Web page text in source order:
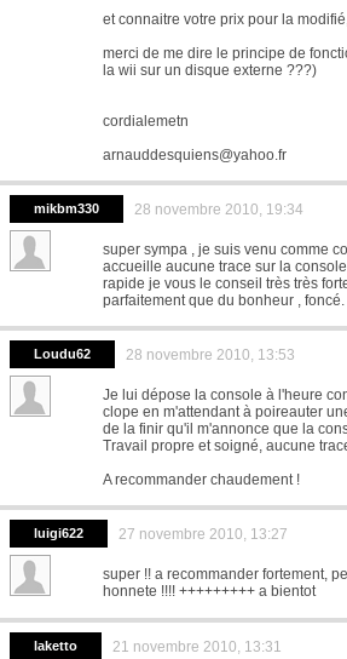
et connaitre votre prix pour la
merci de me dire le principe de
la wii sur un disque externe ???)
cordialemetn
arnauddesquiens@yahoo.fr
mikbm330 28 novembre 2010, 19:34
super sympa , je suis venu comme
accueille aucune trace sur la
rapide je vous le conseil très très
parfaitement que du bonheur , foncé.
Loudu62 28 novembre 2010, 13:53
Je lui dépose la console à l'heure
clope en m'attendant à poireauter
de la finir qu'il m'annonce que la
Travail propre et soigné, aucune
A recommander chaudement !
luigi622 27 novembre 2010, 13:27
super !! a recommander fortement,
honnete !!!! +++++++++ a bientot
laketto 21 novembre 2010, 13:31